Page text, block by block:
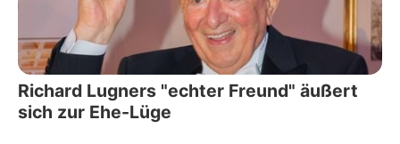
Richard Lugners "echter Freund" äußert
sich zur Ehe-Lüge